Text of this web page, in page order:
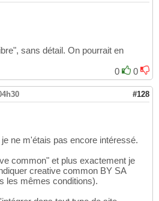
sans détail. On pourrait en
0
0
#128
ne m'étais pas encore intéressé.
common" et plus exactement je
creative common BY SA
les mêmes conditions).